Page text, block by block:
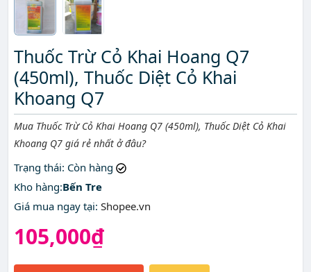
Thuốc Trừ Cỏ Khai Hoang Q7
(450ml), Thuốc Diệt Cỏ Khai
Khoang Q7
Mô tả ngắn
Mua Thuốc Trừ Cỏ Khai Hoang Q7 (450ml), Thuốc Diệt Cỏ Khai
Khoang Q7 giá rẻ nhất ở đâu?
Trạng thái: Còn hàng
Kho hàng:Bến Tre
Giá mua ngay tại: Shopee.vn
105,000₫